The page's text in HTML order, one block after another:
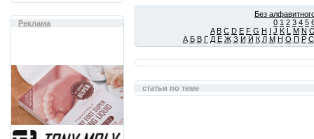
Реклама
Без
0 1 2 3 4 5
A B C D E F G H I J K L M N
А Б В Г Д Е Ж З И Й К Л М Н О П Р С
статьи по теме